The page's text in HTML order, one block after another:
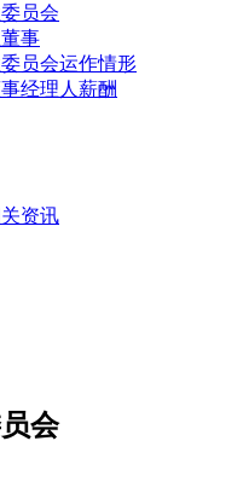
员会
事
员会运作情形
经理人薪酬
资讯
会